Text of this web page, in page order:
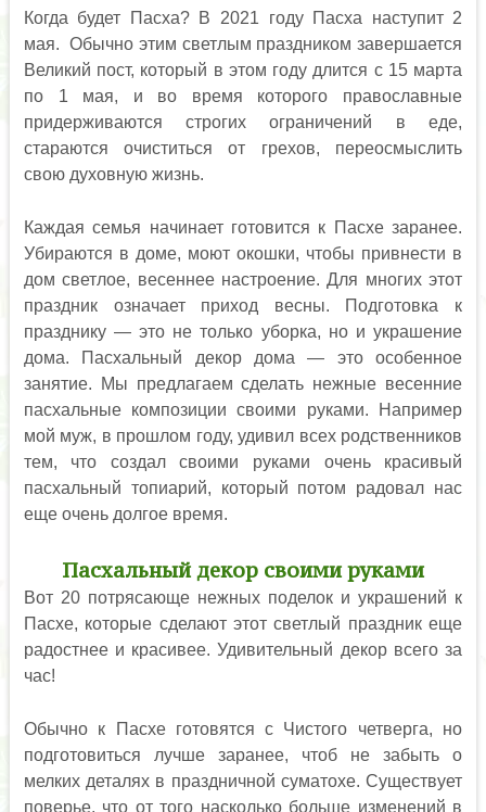
Когда будет Пасха? В 2021 году Пасха наступит 2
мая. Обычно этим светлым праздником завершается
Великий пост, который в этом году длится с 15 марта
по 1 мая, и во время которого православные
придерживаются строгих ограничений в еде,
стараются очиститься от грехов, переосмыслить
свою духовную жизнь.
Каждая семья начинает готовится к Пасхе заранее.
Убираются в доме, моют окошки, чтобы привнести в
дом светлое, весеннее настроение. Для многих этот
праздник означает приход весны. Подготовка к
празднику — это не только уборка, но и украшение
дома. Пасхальный декор дома — это особенное
занятие. Мы предлагаем сделать нежные весенние
пасхальные композиции своими руками. Например
мой муж, в прошлом году, удивил всех родственников
тем, что создал своими руками очень красивый
пасхальный топиарий, который потом радовал нас
еще очень долгое время.
Пасхальный декор своими руками
Вот 20 потрясающе нежных поделок и украшений к
Пасхе, которые сделают этот светлый праздник еще
радостнее и красивее. Удивительный декор всего за
час!
Обычно к Пасхе готовятся с Чистого четверга, но
подготовиться лучше заранее, чтоб не забыть о
мелких деталях в праздничной суматохе. Существует
поверье, что от того насколько больше изменений в